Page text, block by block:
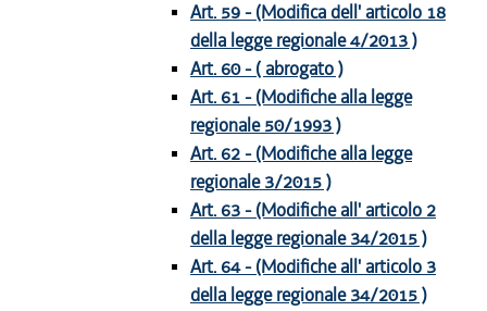
Art. 59 - (Modifica dell' articolo 18
della legge regionale 4/2013 )
Art. 60 - ( abrogato )
Art. 61 - (Modifiche alla legge
regionale 50/1993 )
Art. 62 - (Modifiche alla legge
regionale 3/2015 )
Art. 63 - (Modifiche all' articolo 2
della legge regionale 34/2015 )
Art. 64 - (Modifiche all' articolo 3
della legge regionale 34/2015 )